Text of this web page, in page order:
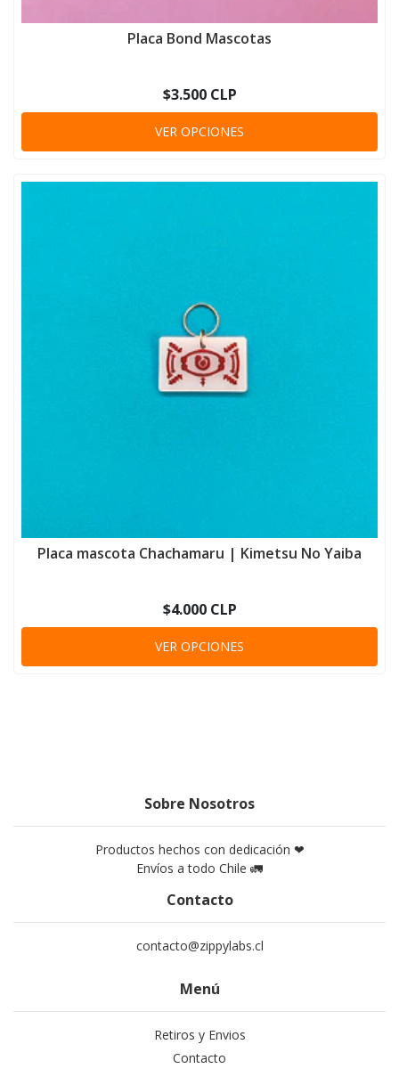
Placa Bond Mascotas
$3.500 CLP
VER OPCIONES
Placa mascota Chachamaru | Kimetsu No Yaiba
$4.000 CLP
VER OPCIONES
Sobre Nosotros
Productos hechos con dedicación ❤
Envíos a todo Chile 🚛
Contacto
contacto@zippylabs.cl
Menú
Retiros y Envios
Contacto